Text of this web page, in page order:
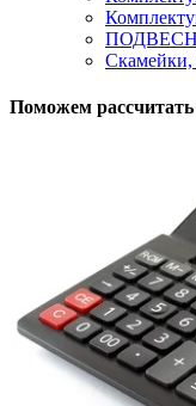
Скамейки,
Поможем рассчитать